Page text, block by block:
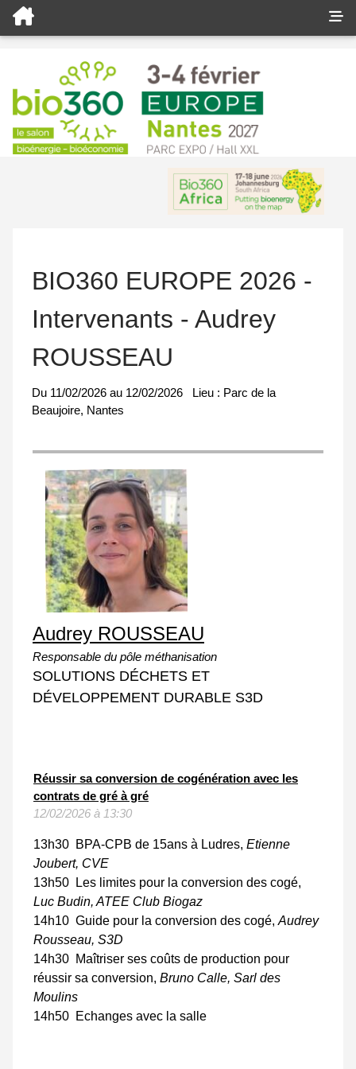
BIO360 EUROPE 2026 -
Intervenants - Audrey
ROUSSEAU
Du 11/02/2026 au 12/02/2026 Lieu : Parc de la
Beaujoire, Nantes
Audrey ROUSSEAU
Responsable du pôle méthanisation
SOLUTIONS DÉCHETS ET
DÉVELOPPEMENT DURABLE S3D
Réussir sa conversion de cogénération avec les
contrats de gré à gré
12/02/2026 à 13:30
13h30 BPA-CPB de 15ans à Ludres, Etienne
Joubert, CVE
13h50 Les limites pour la conversion des cogé,
Luc Budin, ATEE Club Biogaz
14h10 Guide pour la conversion des cogé, Audrey
Rousseau, S3D
14h30 Maîtriser ses coûts de production pour
réussir sa conversion, Bruno Calle, Sarl des
Moulins
14h50 Echanges avec la salle